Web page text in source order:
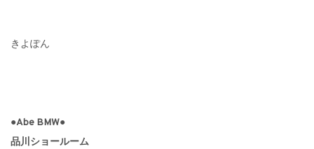
きよぽん
●Abe BMW●
品川ショールーム